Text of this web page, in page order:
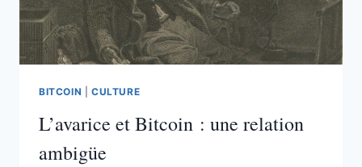
BITCOIN CULTURE
L’avarice et Bitcoin : une relation
ambigüe